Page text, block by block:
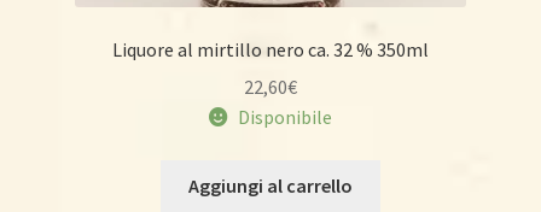
Liquore al mirtillo nero ca. 32 % 350ml
22,60€
Disponibile
Aggiungi al carrello